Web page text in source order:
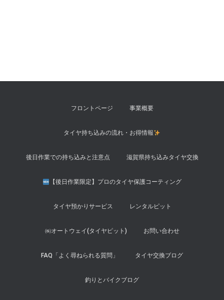
フロントページ 事業概要
タイヤ持ち込みの流れ・お得情報
後日作業での持ち込みと注意点 滋賀県持ち込みタイヤ交換
【後日作業限定】プロのタイヤ保護コーティング
タイヤ預かりサービス レンタルピット
㈱オートウェイ(タイヤピット) お問い合わせ
FAQ「よく尋ねられる質問」 タイヤ交換ブログ
釣りとバイクブログ